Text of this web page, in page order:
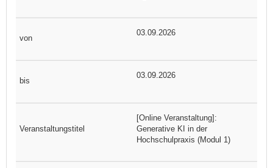
03.09.2026
03.09.2026
[Online Veranstaltung]:
Generative KI in der
Hochschulpraxis (Modul 1)